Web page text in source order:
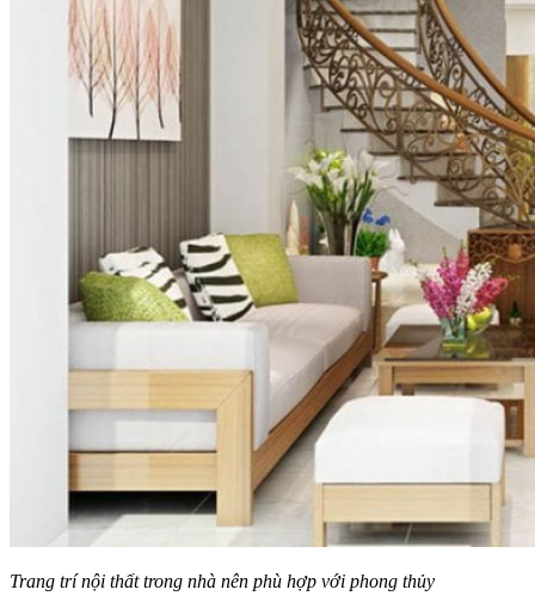
Trang trí nội thất trong nhà nên phù hợp với phong thủy